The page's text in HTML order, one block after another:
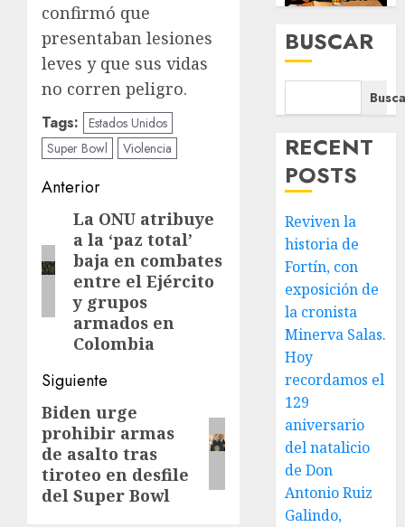
confirmó que
presentaban lesiones
leves y que sus vidas
no corren peligro.
Tags: Estados Unidos
Super Bowl
Violencia
Navegación
entradas
Anterior
Entrada
anterior:
La ONU atribuye
a la ‘paz total’
baja en combates
entre el Ejército
y grupos
armados en
Colombia
Siguiente
Siguiente
entrada:
Biden urge
prohibir armas
de asalto tras
tiroteo en desfile
del Super Bowl
BUSCAR
RECENT
POSTS
Reviven la
historia de
Fortín, con
exposición de
la cronista
Minerva Salas.
Hoy
recordamos el
129
aniversario
del natalicio
de Don
Antonio Ruiz
Galindo,